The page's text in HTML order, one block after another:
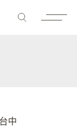
中